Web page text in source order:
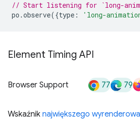
// Start listening for `long-
po .observe({type : 'long-
Element Timing API
Browser Support 77 79
Wskaźnik największego